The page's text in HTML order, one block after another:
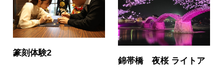
篆刻体験2
錦帯橋 夜桜 ライトア